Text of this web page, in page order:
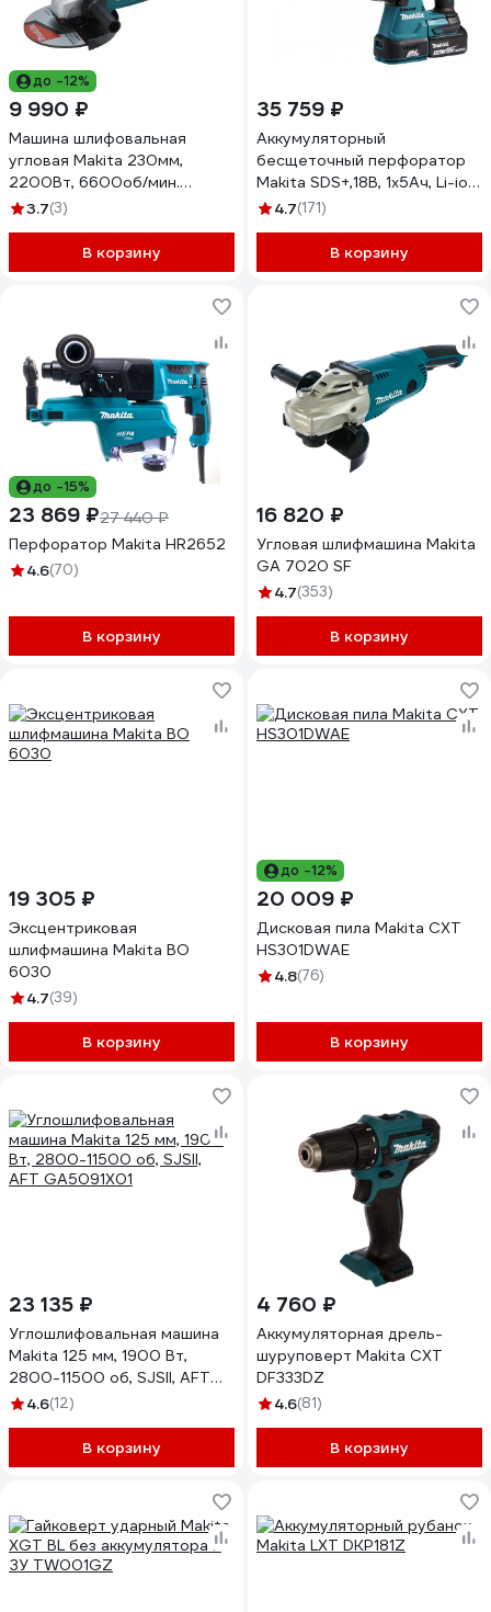
до -12%
9 990 ₽
Машина шлифовальная
угловая Makita 230мм,
2200Вт, 6600об/мин.
M0921B
3.7(3)
В корзину
35 759 ₽
Аккумуляторный
бесщеточный перфоратор
Makita SDS+,18В, 1x5Ач, Li-ion
DHR242RT
4.7(171)
В корзину
до -15%
23 869 ₽27 440 ₽
Перфоратор Makita HR2652
4.6(70)
В корзину
16 820 ₽
Угловая шлифмашина Makita
GA 7020 SF
4.7(353)
В корзину
19 305 ₽
Эксцентриковая
шлифмашина Makita BO
6030
4.7(39)
В корзину
до -12%
20 009 ₽
Дисковая пила Makita CXT
HS301DWAE
4.8(76)
В корзину
23 135 ₽
Углошлифовальная машина
Makita 125 мм, 1900 Вт,
2800-11500 об, SJSII, AFT
GA5091X01
4.6(12)
В корзину
4 760 ₽
Аккумуляторная дрель-
шуруповерт Makita CXT
DF333DZ
4.6(81)
В корзину